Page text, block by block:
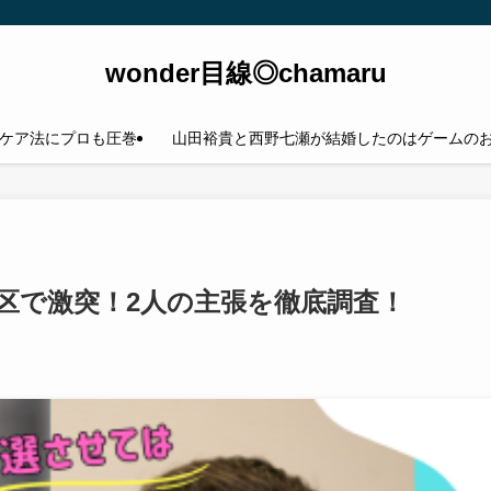
wonder目線◎chamaru
ア法にプロも圧巻 山田裕貴と西野七瀬が結婚したのはゲームの
で激突！2人の主張を徹底調査！